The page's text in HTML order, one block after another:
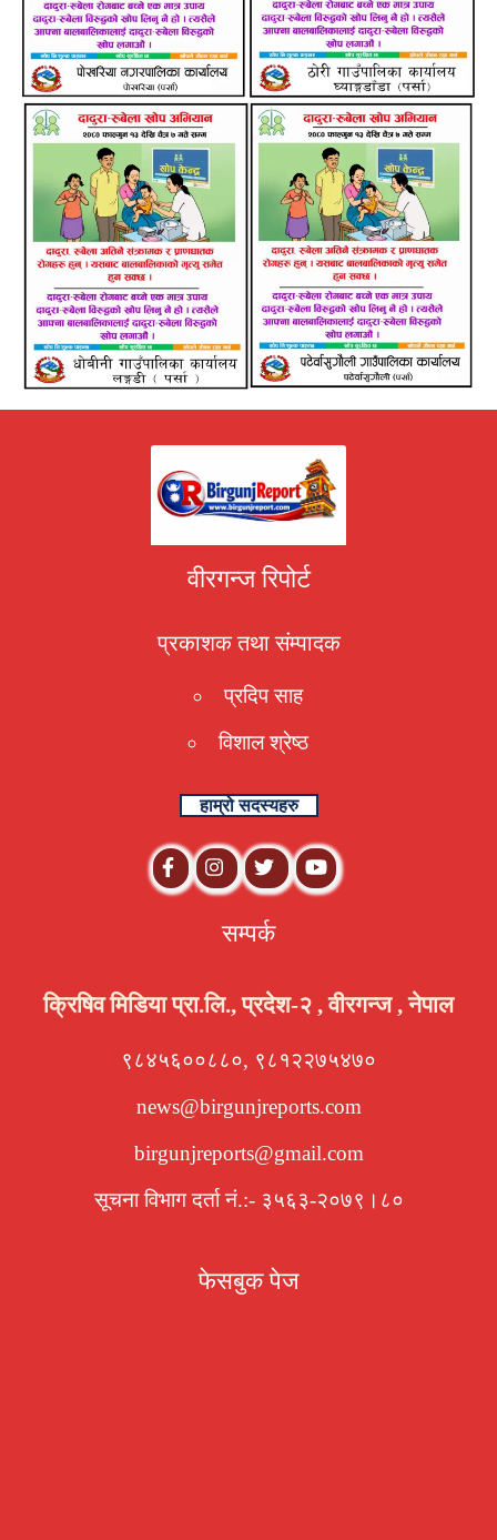
वीरगन्ज रिपोर्ट
प्रकाशक तथा संम्पादक
प्रदिप साह
विशाल श्रेष्ठ
हाम्रो सदस्यहरु
सम्पर्क
क्रिषिव मिडिया प्रा.लि., प्रदेश-२ , वीरगन्ज , नेपाल
९८४५६००८८०, ९८१२२७५४७०
news@birgunjreports.com
birgunjreports@gmail.com
सूचना विभाग दर्ता नं.:- ३५६३-२०७९।८०
फेसबुक पेज